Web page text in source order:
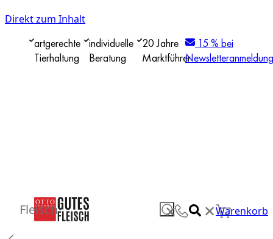
Direkt zum Inhalt
artgerechte
Tierhaltung
individuelle
Beratung
20 Jahre
Marktführer
15 % bei
Newsletteranmeldung
✕ ✕Warenkorb
Fleisch